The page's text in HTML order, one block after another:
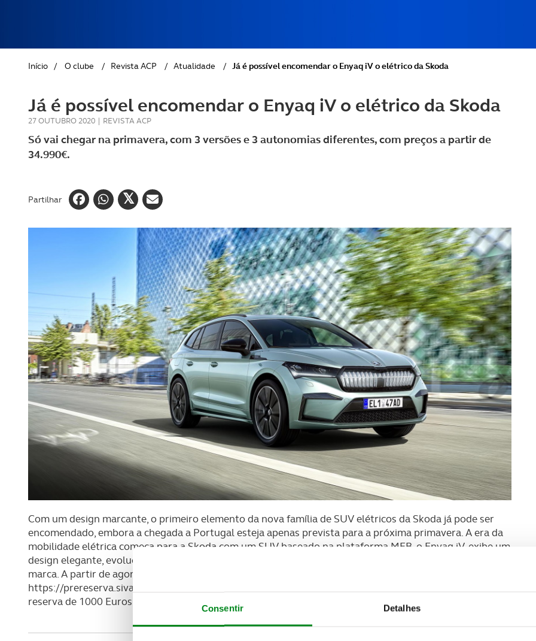
Consentir Detalhes
GOLFE
AUTOCARAVANISMO
Início / O clube / Revista ACP / Atualidade / Já é possível encomendar o Enyaq iV o elétrico da Skoda
Já é possível encomendar o Enyaq iV o elétrico da Skoda
27 OUTUBRO 2020 | REVISTA ACP
Só vai chegar na primavera, com 3 versões e 3 autonomias diferentes, com preços a partir de
34.990€.
Partilhar
Com um design marcante, o primeiro elemento da nova família de SUV elétricos da Skoda já pode ser
encomendado, embora a chegada a Portugal esteja apenas prevista para a próxima primavera. A era da
mobilidade elétrica começa para a Skoda com um SUV baseado na plataforma MEB, o Enyaq iV, exibe um
design elegante, evolução técnica e espaço abundante sendo um verdadeiro cocktail de valores da
marca. A partir de agora, em Portugal, é possível reservar um dos primeiros Enyaq iV na plataforma
https://prereserva.siva.pt/conta/registar, através do site ou do configurador da marca e fazer uma
reserva de 1000 Euros (que será restituída em caso de desistência).